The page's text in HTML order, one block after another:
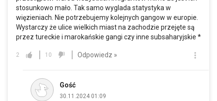
stosunkowo mało. Tak samo wyglada statystyka w
więzieniach. Nie potrzebujemy kolejnych gangow w europie.
Wystarczy że ulice wielkich miast na zachodzie przejęte są
przez tureckie i marokańskie gangi czy inne subsaharyjskie *
2 10 Odpowiedz »
Gość
30.11.2024 01:09